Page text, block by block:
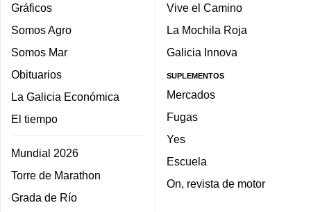
Gráficos
Somos Agro
Somos Mar
Obituarios
La Galicia Económica
El tiempo
Mundial 2026
Torre de Marathon
Grada de Río
Vive el Camino
La Mochila Roja
Galicia Innova
SUPLEMENTOS
Mercados
Fugas
Yes
Escuela
On, revista de motor